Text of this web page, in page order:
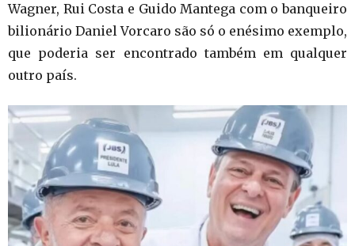
Wagner, Rui Costa e Guido Mantega com o banqueiro
bilionário Daniel Vorcaro são só o enésimo exemplo,
que poderia ser encontrado também em qualquer
outro país.